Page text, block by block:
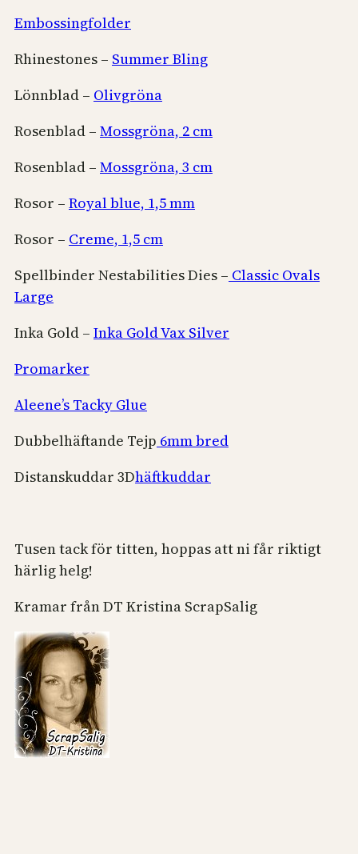
Embossingfolder
Rhinestones – Summer Bling
Lönnblad – Olivgröna
Rosenblad – Mossgröna, 2 cm
Rosenblad – Mossgröna, 3 cm
Rosor – Royal blue, 1,5 mm
Rosor – Creme, 1,5 cm
Spellbinder Nestabilities Dies – Classic Ovals
Large
Inka Gold – Inka Gold Vax Silver
Promarker
Aleene’s Tacky Glue
Dubbelhäftande Tejp 6mm bred
Distanskuddar 3Dhäftkuddar
Tusen tack för titten, hoppas att ni får riktigt
härlig helg!
Kramar från DT Kristina ScrapSalig